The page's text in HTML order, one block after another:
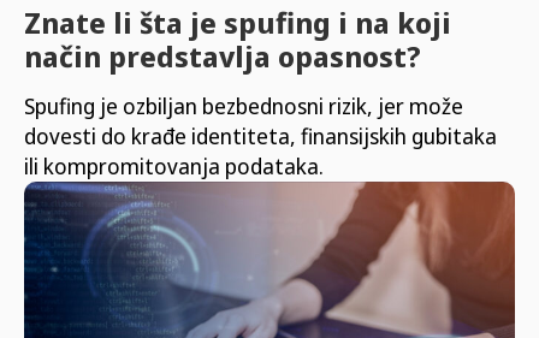
Znate li šta je spufing i na koji
način predstavlja opasnost?
Spufing je ozbiljan bezbednosni rizik, jer može
dovesti do krađe identiteta, finansijskih gubitaka
ili kompromitovanja podataka.